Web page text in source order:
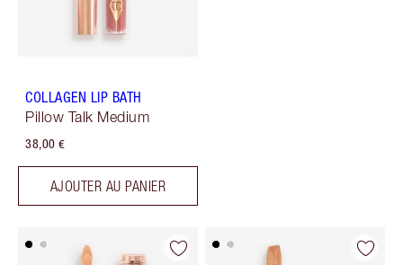
COLLAGEN LIP BATH
Pillow Talk Medium
38,00 €
AJOUTER AU PANIER